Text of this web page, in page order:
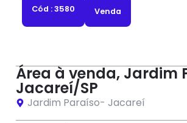
Cód : 3580 Venda
Área à venda, Jardim
Jacareí/SP
Jardim Paraíso- Jacareí